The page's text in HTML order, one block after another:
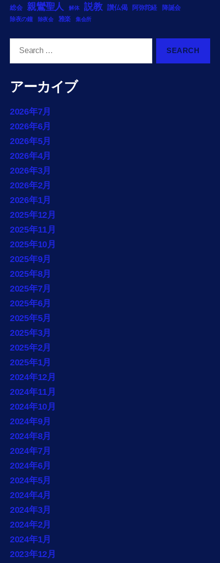
総会 親鸞聖人 解体 説教 讃仏偈 阿弥陀経 降誕会
除夜の鐘 除夜会 雅楽 集会所
アーカイブ
2026年7月
2026年6月
2026年5月
2026年4月
2026年3月
2026年2月
2026年1月
2025年12月
2025年11月
2025年10月
2025年9月
2025年8月
2025年7月
2025年6月
2025年5月
2025年3月
2025年2月
2025年1月
2024年12月
2024年11月
2024年10月
2024年9月
2024年8月
2024年7月
2024年6月
2024年5月
2024年4月
2024年3月
2024年2月
2024年1月
2023年12月